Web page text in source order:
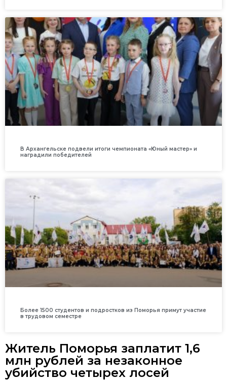
В Архангельске подвели итоги чемпионата «Юный мастер» и
наградили победителей
Более 1500 студентов и подростков из Поморья примут участие
в трудовом семестре
Житель Поморья заплатит 1,6
млн рублей за незаконное
убийство четырех лосей